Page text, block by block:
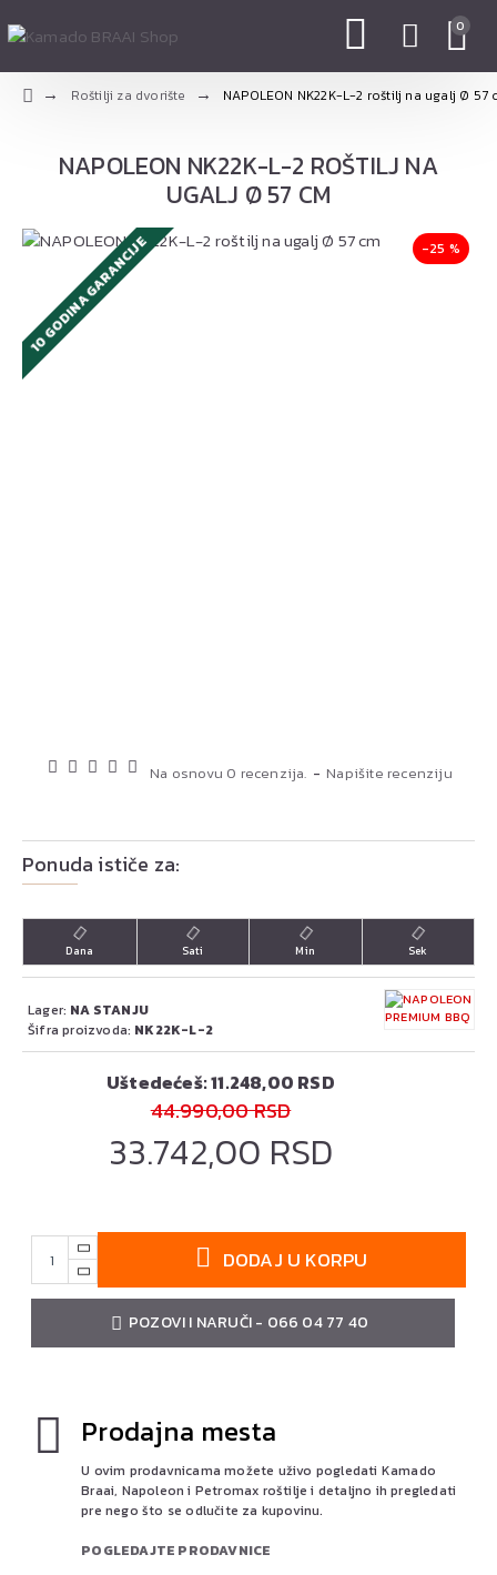
0
Roštilji za dvorište NAPOLEON NK22K-L-2 roštilj na ugalj Ø 57
NAPOLEON NK22K-L-2 ROŠTILJ NA
UGALJ Ø 57 CM
10 GODINA GARANCIJE -25 %
Na osnovu 0 recenzija. - Napišite recenziju
Ponuda ističe za:
Dana Sati Min Sek
33.742,00 RSD
Uštedećeš: 11.248,00 RSD
44.990,00 RSD
Lager: NA STANJU
Šifra proizvoda: NK22K-L-2
DODAJ U KORPU
POZOVI I NARUČI - 066 04 77 40
Prodajna mesta
U ovim prodavnicama možete uživo pogledati Kamado
Braai, Napoleon i Petromax roštilje i detaljno ih pregledati
pre nego što se odlučite za kupovinu.
POGLEDAJTE PRODAVNICE